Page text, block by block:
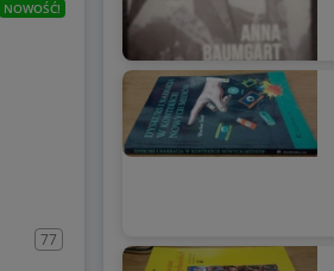
NOWOŚĆ!
77